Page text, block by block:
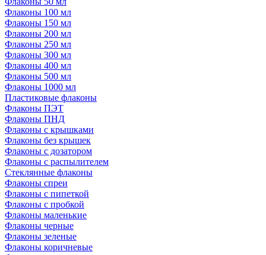
Флаконы 100 мл
Флаконы 150 мл
Флаконы 200 мл
Флаконы 250 мл
Флаконы 300 мл
Флаконы 400 мл
Флаконы 500 мл
Флаконы 1000 мл
Пластиковые флаконы
Флаконы ПЭТ
Флаконы ПНД
Флаконы с крышками
Флаконы без крышек
Флаконы с дозатором
Флаконы с распылителем
Стеклянные флаконы
Флаконы cпреи
Флаконы с пипеткой
Флаконы с пробкой
Флаконы маленькие
Флаконы черные
Флаконы зеленые
Флаконы коричневые